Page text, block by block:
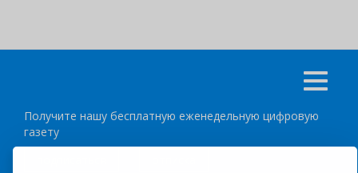
Получите нашу бесплатную еженедельную цифровую
газету